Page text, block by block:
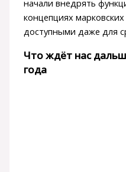
начали внедрять
концепциях
доступными даже для
Что ждёт нас
года